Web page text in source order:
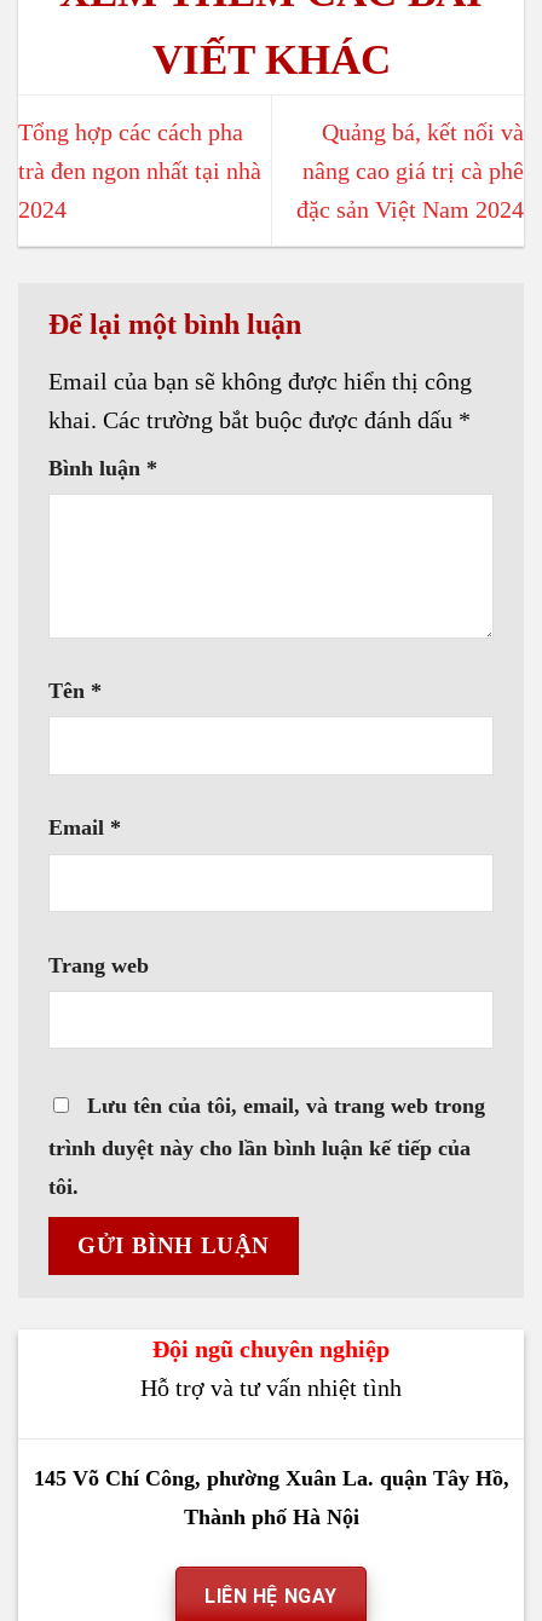
Tổng hợp các cách pha
trà đen ngon nhất tại nhà
2024
Quảng bá, kết nối và
nâng cao giá trị cà phê
đặc sản Việt Nam 2024
Để lại một bình luận
Email của bạn sẽ không được hiển thị công
khai. Các trường bắt buộc được đánh dấu *
Bình luận *
Tên *
Email *
Trang web
Lưu tên của tôi, email, và trang web trong
trình duyệt này cho lần bình luận kế tiếp của
tôi.
Đội ngũ chuyên nghiệp
Hỗ trợ và tư vấn nhiệt tình
145 Võ Chí Công, phường Xuân La. quận Tây Hồ,
Thành phố Hà Nội
LIÊN HỆ NGAY